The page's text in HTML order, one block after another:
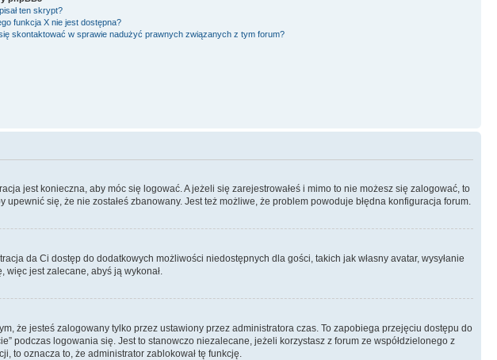
ten skrypt?
funkcja X nie jest dostępna?
skontaktować w sprawie nadużyć prawnych związanych z tym forum?
jest konieczna, aby móc się logować. A jeżeli się zarejestrowałeś i mimo to nie możesz się zalogować, to
się, że nie zostałeś zbanowany. Jest też możliwe, że problem powoduje błędna konfiguracja forum.
da Ci dostęp do dodatkowych możliwości niedostępnych dla gości, takich jak własny avatar, wysyłanie
jest zalecane, abyś ją wykonał.
że jesteś zalogowany tylko przez ustawiony przez administratora czas. To zapobiega przejęciu dostępu do
podczas logowania się. Jest to stanowczo niezalecane, jeżeli korzystasz z forum ze współdzielonego z
to oznacza to, że administrator zablokował tę funkcję.